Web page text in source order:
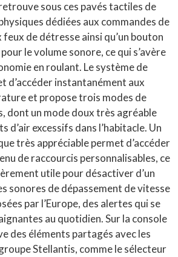
sous ces pavés tactiles de
dédiées aux commandes de
de détresse ainsi qu’un bouton
le volume sonore, ce qui s’avère
en roulant. Le système de
d’accéder instantanément aux
et propose trois modes de
dont un mode doux très agréable
d’air excessifs dans l’habitacle. Un
très appréciable permet d’accéder
de raccourcis personnalisables, ce
utile pour désactiver d’un
sonores de dépassement de vitesse
par l’Europe, des alertes qui se
au quotidien. Sur la console
des éléments partagés avec les
Stellantis, comme le sélecteur